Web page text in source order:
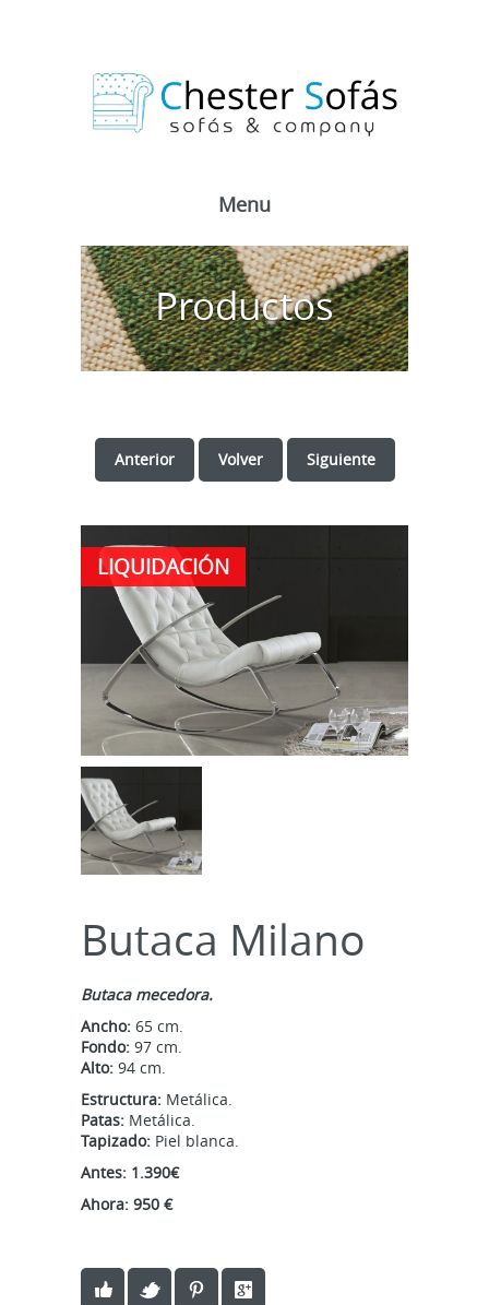
Menu
Productos
Anterior Volver Siguiente
LIQUIDACIÓN
Butaca Milano
Butaca mecedora.
Ancho: 65 cm.
Fondo: 97 cm.
Alto: 94 cm.
Estructura: Metálica.
Patas: Metálica.
Tapizado: Piel blanca.
Antes: 1.390€
Ahora: 950 €